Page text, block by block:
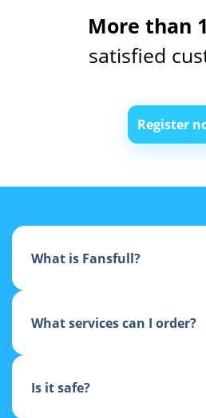
More than
satisfied
Register
What is Fansfull?
What services can I order?
Is it safe?